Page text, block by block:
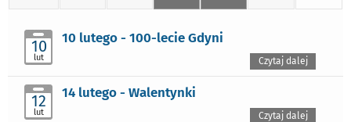
10
lut
10 lutego - 100-lecie Gdyni
Czytaj dalej
12
lut
14 lutego - Walentynki
Czytaj dalej